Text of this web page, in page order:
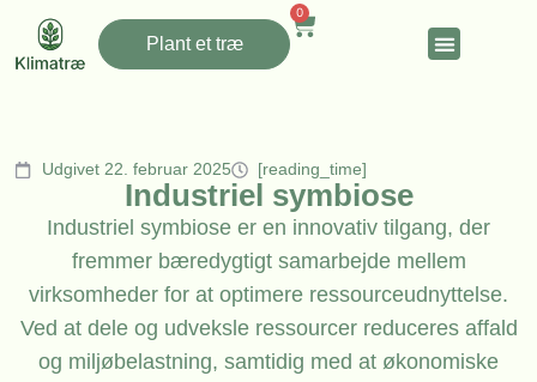
Plant et træ
0
Udgivet 22. februar 2025 [reading_time]
Industriel symbiose
Industriel symbiose er en innovativ tilgang, der
fremmer bæredygtigt samarbejde mellem
virksomheder for at optimere ressourceudnyttelse.
Ved at dele og udveksle ressourcer reduceres affald
og miljøbelastning, samtidig med at økonomiske